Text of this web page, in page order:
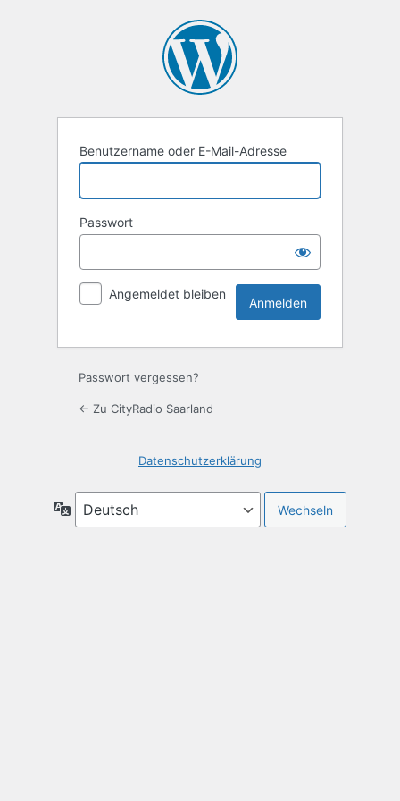
Benutzername oder E-Mail-Adresse
Passwort
Angemeldet bleiben
Passwort vergessen?
← Zu CityRadio Saarland
Datenschutzerklärung
Sprache